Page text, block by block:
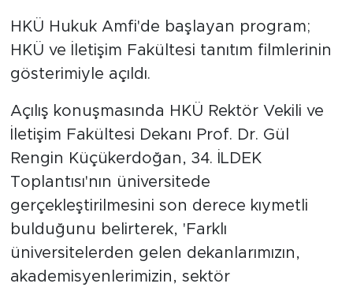
HKÜ Hukuk Amfi'de başlayan program;
HKÜ ve İletişim Fakültesi tanıtım filmlerinin
gösterimiyle açıldı.
Açılış konuşmasında HKÜ Rektör Vekili ve
İletişim Fakültesi Dekanı Prof. Dr. Gül
Rengin Küçükerdoğan, 34. İLDEK
Toplantısı'nın üniversitede
gerçekleştirilmesini son derece kıymetli
bulduğunu belirterek, 'Farklı
üniversitelerden gelen dekanlarımızın,
akademisyenlerimizin, sektör